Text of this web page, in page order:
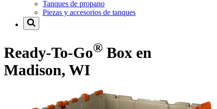
Tanques de propano
Piezas y accesorios de tanques
Ready-To-Go® Box en
Madison, WI